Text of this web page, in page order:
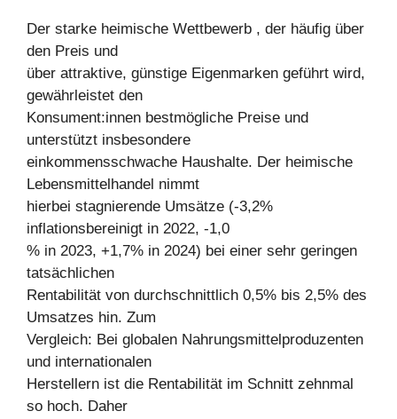
Der starke heimische Wettbewerb , der häufig über
den Preis und
über attraktive, günstige Eigenmarken geführt wird,
gewährleistet den
Konsument:innen bestmögliche Preise und
unterstützt insbesondere
einkommensschwache Haushalte. Der heimische
Lebensmittelhandel nimmt
hierbei stagnierende Umsätze (-3,2%
inflationsbereinigt in 2022, -1,0
% in 2023, +1,7% in 2024) bei einer sehr geringen
tatsächlichen
Rentabilität von durchschnittlich 0,5% bis 2,5% des
Umsatzes hin. Zum
Vergleich: Bei globalen Nahrungsmittelproduzenten
und internationalen
Herstellern ist die Rentabilität im Schnitt zehnmal
so hoch. Daher